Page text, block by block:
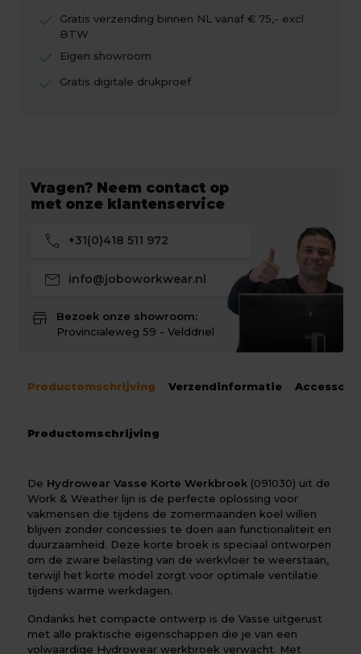
check
Gratis verzending binnen NL vanaf € 75,- excl
BTW
check Eigen showroom
check Gratis digitale drukproef
Vragen? Neem contact op
met onze klantenservice
call +31(0)418 511 972
mail info@joboworkwear.nl
store
Bezoek onze showroom:
Provincialeweg 59 - Velddriel
Productomschrijving Verzendinformatie
Productomschrijving
De Hydrowear Vasse Korte Werkbroek (091030) uit de
Work & Weather lijn is de perfecte oplossing voor
vakmensen die tijdens de zomermaanden koel willen
blijven zonder concessies te doen aan functionaliteit en
duurzaamheid. Deze korte broek is speciaal ontworpen
om de zware belasting van de werkvloer te weerstaan,
terwijl het korte model zorgt voor optimale ventilatie
tijdens warme werkdagen.
Ondanks het compacte ontwerp is de Vasse uitgerust
met alle praktische eigenschappen die je van een
volwaardige Hydrowear werkbroek verwacht. Met